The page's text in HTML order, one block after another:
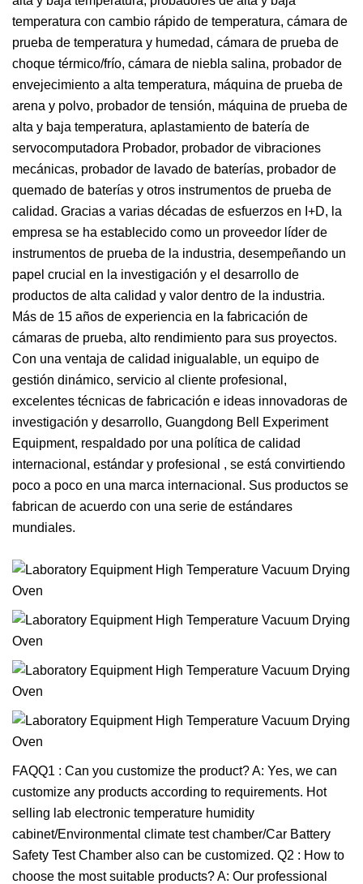
temperatura con cambio rápido de temperatura, cámara de
prueba de temperatura y humedad, cámara de prueba de
choque térmico/frío, cámara de niebla salina, probador de
envejecimiento a alta temperatura, máquina de prueba de
arena y polvo, probador de tensión, máquina de prueba de
alta y baja temperatura, aplastamiento de batería de
servocomputadora Probador, probador de vibraciones
mecánicas, probador de lavado de baterías, probador de
quemado de baterías y otros instrumentos de prueba de
calidad. Gracias a varias décadas de esfuerzos en I+D, la
empresa se ha establecido como un proveedor líder de
instrumentos de prueba de la industria, desempeñando un
papel crucial en la investigación y el desarrollo de
productos de alta calidad y valor dentro de la industria.
Más de 15 años de experiencia en la fabricación de
cámaras de prueba, alto rendimiento para sus proyectos.
Con una ventaja de calidad inigualable, un equipo de
gestión dinámico, servicio al cliente profesional,
excelentes técnicas de fabricación e ideas innovadoras de
investigación y desarrollo, Guangdong Bell Experiment
Equipment, respaldado por una política de calidad
internacional, estándar y profesional , se está convirtiendo
poco a poco en una marca internacional. Sus productos se
fabrican de acuerdo con una serie de estándares
mundiales.
FAQQ1 : Can you customize the product? A: Yes, we can
customize any products according to requirements. Hot
selling lab electronic temperature humidity
cabinet/Environmental climate test chamber/Car Battery
Safety Test Chamber also can be customized. Q2 : How to
choose the most suitable products? A: Our professional